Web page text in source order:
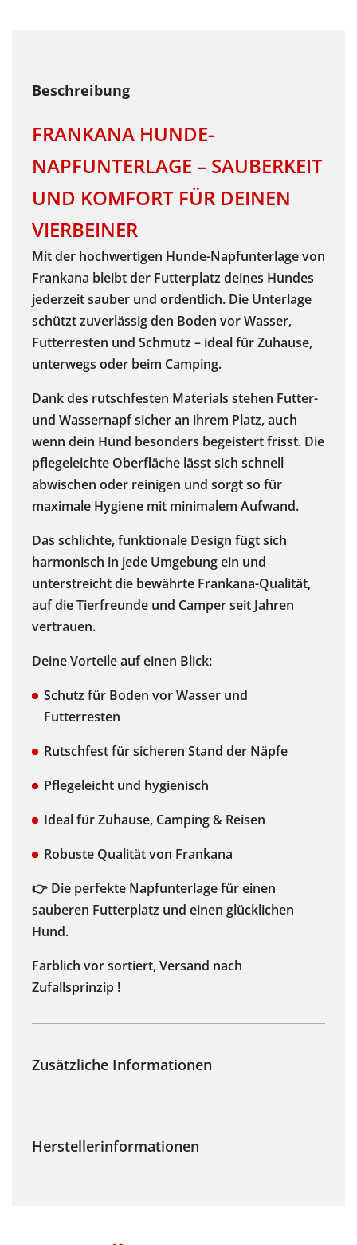
FRANKANA HUNDE-
NAPFUNTERLAGE – SAUBERKEIT
UND KOMFORT FÜR DEINEN
VIERBEINER
Mit der hochwertigen Hunde-Napfunterlage von
Frankana bleibt der Futterplatz deines Hundes
jederzeit sauber und ordentlich. Die Unterlage
schützt zuverlässig den Boden vor Wasser,
Futterresten und Schmutz – ideal für Zuhause,
unterwegs oder beim Camping.
Dank des rutschfesten Materials stehen Futter-
und Wassernapf sicher an ihrem Platz, auch
wenn dein Hund besonders begeistert frisst. Die
pflegeleichte Oberfläche lässt sich schnell
abwischen oder reinigen und sorgt so für
maximale Hygiene mit minimalem Aufwand.
Das schlichte, funktionale Design fügt sich
harmonisch in jede Umgebung ein und
unterstreicht die bewährte Frankana-Qualität,
auf die Tierfreunde und Camper seit Jahren
vertrauen.
Deine Vorteile auf einen Blick:
Schutz für Boden vor Wasser und
Futterresten
Rutschfest für sicheren Stand der Näpfe
Pflegeleicht und hygienisch
Ideal für Zuhause, Camping & Reisen
Robuste Qualität von Frankana
👉 Die perfekte Napfunterlage für einen
sauberen Futterplatz und einen glücklichen
Hund.
Farblich vor sortiert, Versand nach
Zufallsprinzip !